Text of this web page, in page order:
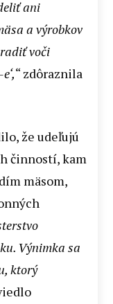
ani
a výrobkov
voči
“ zdôraznila
že udeľujú
činností, kam
mäsom,
Výnimka sa
ktorý